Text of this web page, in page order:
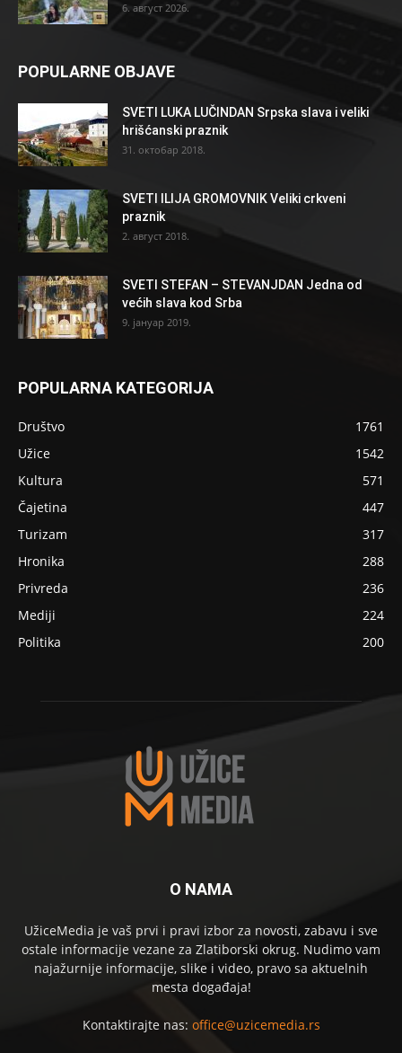
6. август 2026.
POPULARNE OBJAVE
SVETI LUKA LUČINDAN Srpska slava i veliki
hrišćanski praznik
31. октобар 2018.
SVETI ILIJA GROMOVNIK Veliki crkveni
praznik
2. август 2018.
SVETI STEFAN – STEVANJDAN Jedna od
većih slava kod Srba
9. јануар 2019.
POPULARNA KATEGORIJA
Društvo
1761
Užice
1542
Kultura
571
Čajetina
447
Turizam
317
Hronika
288
Privreda
236
Mediji
224
Politika
200
O NAMA
UžiceMedia je vaš prvi i pravi izbor za novosti, zabavu i sve
ostale informacije vezane za Zlatiborski okrug. Nudimo vam
najažurnije informacije, slike i video, pravo sa aktuelnih
mesta događaja!
Kontaktirajte nas: office@uzicemedia.rs